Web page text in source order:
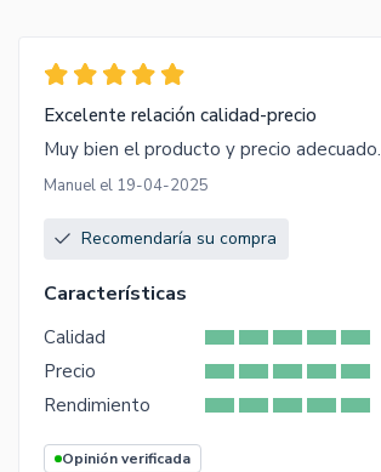
Excelente relación calidad-precio
Muy bien el producto y precio adecuado.
Manuel el 19-04-2025
Recomendaría su compra
Características
Calidad
Precio
Rendimiento
Opinión verificada